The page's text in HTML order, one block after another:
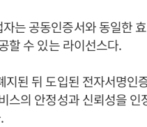
는 공동인증서와 동일한
할 수 있는 라이선스다.
지된 뒤 도입된 전자서명인
스의 안정성과 신뢰성을 인